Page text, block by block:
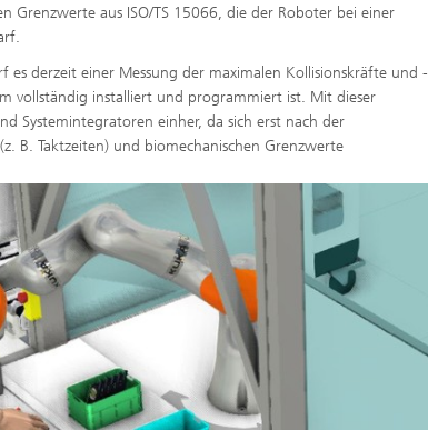
Grenzwerte aus ISO/TS 15066, die der Roboter bei einer
derzeit einer Messung der maximalen Kollisionskräfte und -
vollständig installiert und programmiert ist. Mit dieser
Systemintegratoren einher, da sich erst nach der
B. Taktzeiten) und biomechanischen Grenzwerte